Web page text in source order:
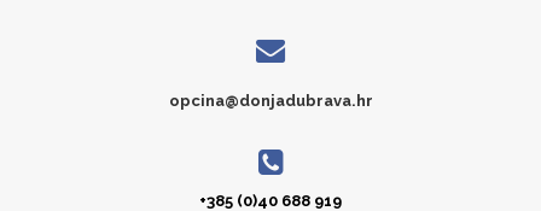
opcina@donjadubrava.hr
+385 (0)40 688 919